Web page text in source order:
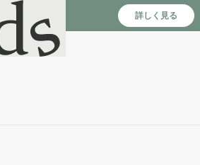
記録アプリ 詳しく見る